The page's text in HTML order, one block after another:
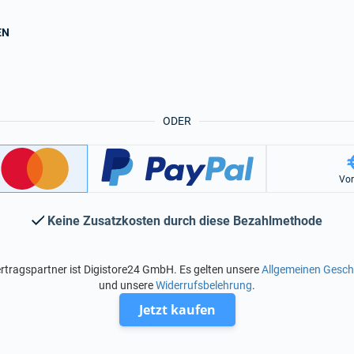
ODER
Keine Zusatzkosten durch diese Bezahlmethode
ist Digistore24 GmbH. Es gelten unsereAllgemeinen
und unsereWiderrufsbelehrung.
Jetzt kaufen